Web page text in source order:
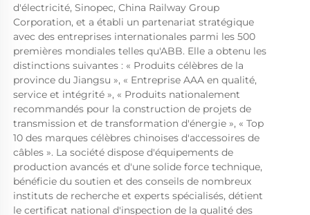
d'électricité, Sinopec, China Railway Group
Corporation, et a établi un partenariat stratégique
avec des entreprises internationales parmi les 500
premières mondiales telles qu'ABB. Elle a obtenu les
distinctions suivantes : « Produits célèbres de la
province du Jiangsu », « Entreprise AAA en qualité,
service et intégrité », « Produits nationalement
recommandés pour la construction de projets de
transmission et de transformation d'énergie », « Top
10 des marques célèbres chinoises d'accessoires de
câbles ». La société dispose d'équipements de
production avancés et d'une solide force technique,
bénéficie du soutien et des conseils de nombreux
instituts de recherche et experts spécialisés, détient
le certificat national d'inspection de la qualité des